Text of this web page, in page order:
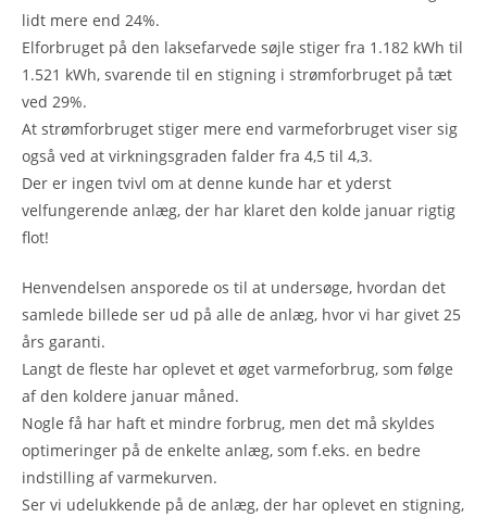
lidt mere end 24%.
Elforbruget på den laksefarvede søjle stiger fra 1.182 kWh til
1.521 kWh, svarende til en stigning i strømforbruget på tæt
ved 29%.
At strømforbruget stiger mere end varmeforbruget viser sig
også ved at virkningsgraden falder fra 4,5 til 4,3.
Der er ingen tvivl om at denne kunde har et yderst
velfungerende anlæg, der har klaret den kolde januar rigtig
flot!
Henvendelsen ansporede os til at undersøge, hvordan det
samlede billede ser ud på alle de anlæg, hvor vi har givet 25
års garanti.
Langt de fleste har oplevet et øget varmeforbrug, som følge
af den koldere januar måned.
Nogle få har haft et mindre forbrug, men det må skyldes
optimeringer på de enkelte anlæg, som f.eks. en bedre
indstilling af varmekurven.
Ser vi udelukkende på de anlæg, der har oplevet en stigning,